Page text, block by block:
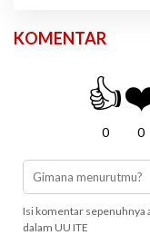
KOMENTAR
👍
0 0
Isi komentar sepenuhnya
dalam UU ITE